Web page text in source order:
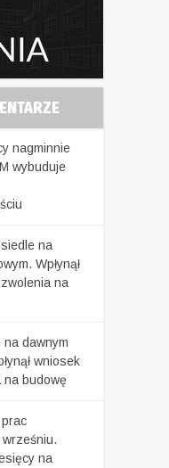
nagminnie
wybuduje
na
Wpłynął
na
dawnym
wniosek
na budowę
na